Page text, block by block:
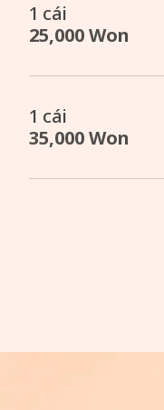
1 cái
25,000 Won
1 cái
35,000 Won